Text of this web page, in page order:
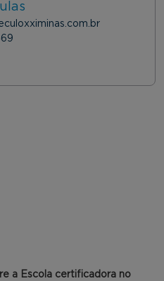
a Escola certificadora no